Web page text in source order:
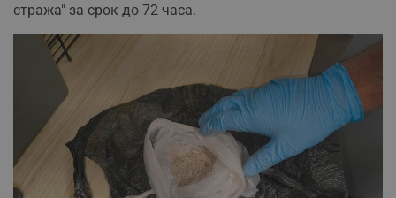
стража" за срок до 72 часа.